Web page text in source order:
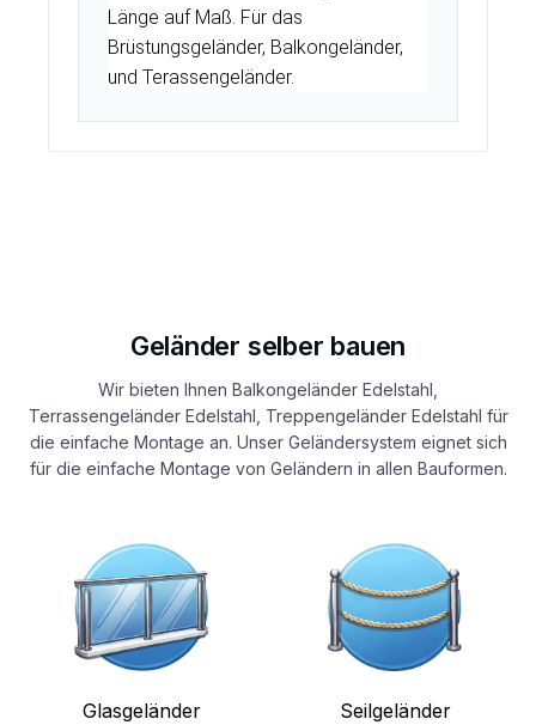
Länge auf Maß. Für das
Brüstungsgeländer, Balkongeländer,
und Terassengeländer.
Geländer selber bauen
Wir bieten Ihnen Balkongeländer Edelstahl,
Terrassengeländer Edelstahl, Treppengeländer Edelstahl für
die einfache Montage an. Unser Geländersystem eignet sich
für die einfache Montage von Geländern in allen Bauformen.
Glasgeländer Seilgeländer